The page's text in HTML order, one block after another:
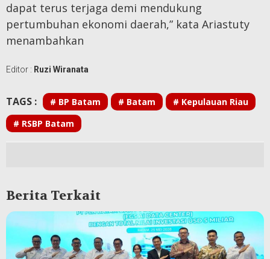
dapat terus terjaga demi mendukung
pertumbuhan ekonomi daerah,” kata Ariastuty
menambahkan
Editor : Ruzi Wiranata
TAGS : # BP Batam # Batam
# Kepulauan Riau
# RSBP Batam
Berita Terkait